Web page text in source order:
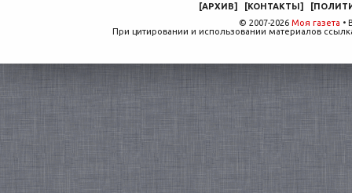
[АРХИВ] [КОНТАКТЫ] [
© 2007-2026 Моя газета •
При цитировании и использовании материалов